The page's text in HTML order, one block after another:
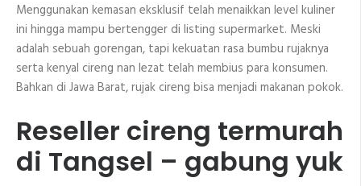
Menggunakan kemasan eksklusif telah menaikkan level kuliner
ini hingga mampu bertengger di listing supermarket. Meski
adalah sebuah gorengan, tapi kekuatan rasa bumbu rujaknya
serta kenyal cireng nan lezat telah membius para konsumen.
Bahkan di Jawa Barat, rujak cireng bisa menjadi makanan pokok.
Reseller cireng termurah
di Tangsel – gabung yuk